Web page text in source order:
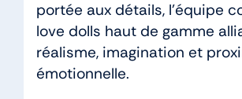
portée aux détails, l’équipe
love dolls haut de gamme
réalisme, imagination et
émotionnelle.